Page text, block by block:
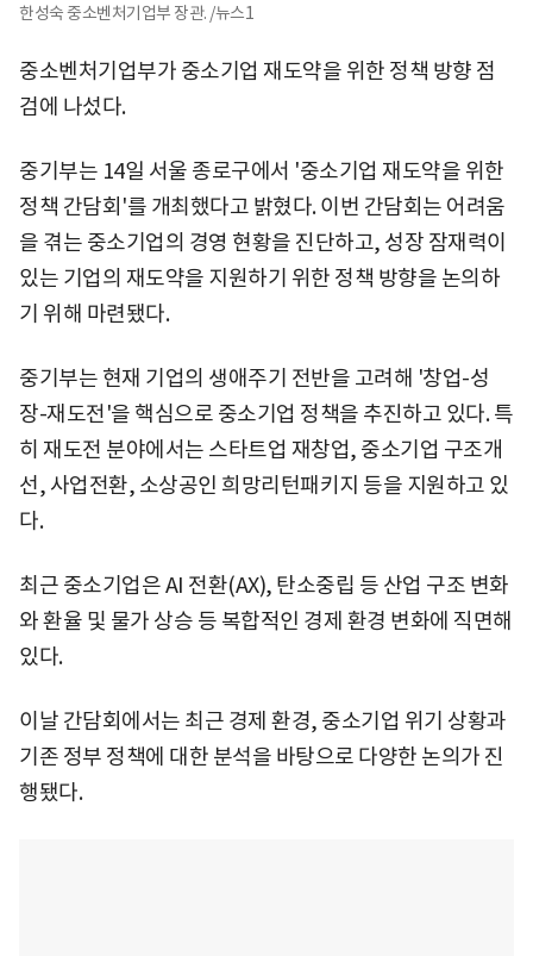
한성숙 중소벤처기업부 장관. /뉴스1
중소벤처기업부가 중소기업 재도약을 위한 정책 방향 점
검에 나섰다.
중기부는 14일 서울 종로구에서 '중소기업 재도약을 위한
정책 간담회'를 개최했다고 밝혔다. 이번 간담회는 어려움
을 겪는 중소기업의 경영 현황을 진단하고, 성장 잠재력이
있는 기업의 재도약을 지원하기 위한 정책 방향을 논의하
기 위해 마련됐다.
중기부는 현재 기업의 생애주기 전반을 고려해 '창업-성
장-재도전'을 핵심으로 중소기업 정책을 추진하고 있다. 특
히 재도전 분야에서는 스타트업 재창업, 중소기업 구조개
선, 사업전환, 소상공인 희망리턴패키지 등을 지원하고 있
다.
최근 중소기업은 AI 전환(AX), 탄소중립 등 산업 구조 변화
와 환율 및 물가 상승 등 복합적인 경제 환경 변화에 직면해
있다.
이날 간담회에서는 최근 경제 환경, 중소기업 위기 상황과
기존 정부 정책에 대한 분석을 바탕으로 다양한 논의가 진
행됐다.